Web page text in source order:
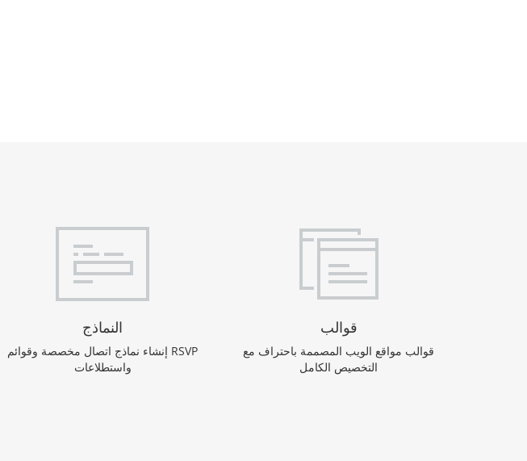
النماذج
إنشاء نماذج اتصال مخصصة وقوائم RSVP
واستطلاعات
قوالب
قوالب مواقع الويب المصممة باحتراف مع
التخصيص الكامل